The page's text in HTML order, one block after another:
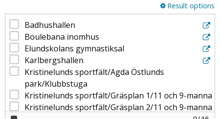
Result options
Badhushallen
Boulebana inomhus
Elundskolans gymnastiksal
Karlbergshallen
Kristinelunds sportfält/Agda Östlunds
park/Klubbstuga
Kristinelunds sportfält/Gräsplan 1/11 och 9-manna
Kristinelunds sportfält/Gräsplan 2/11 och 9-manna